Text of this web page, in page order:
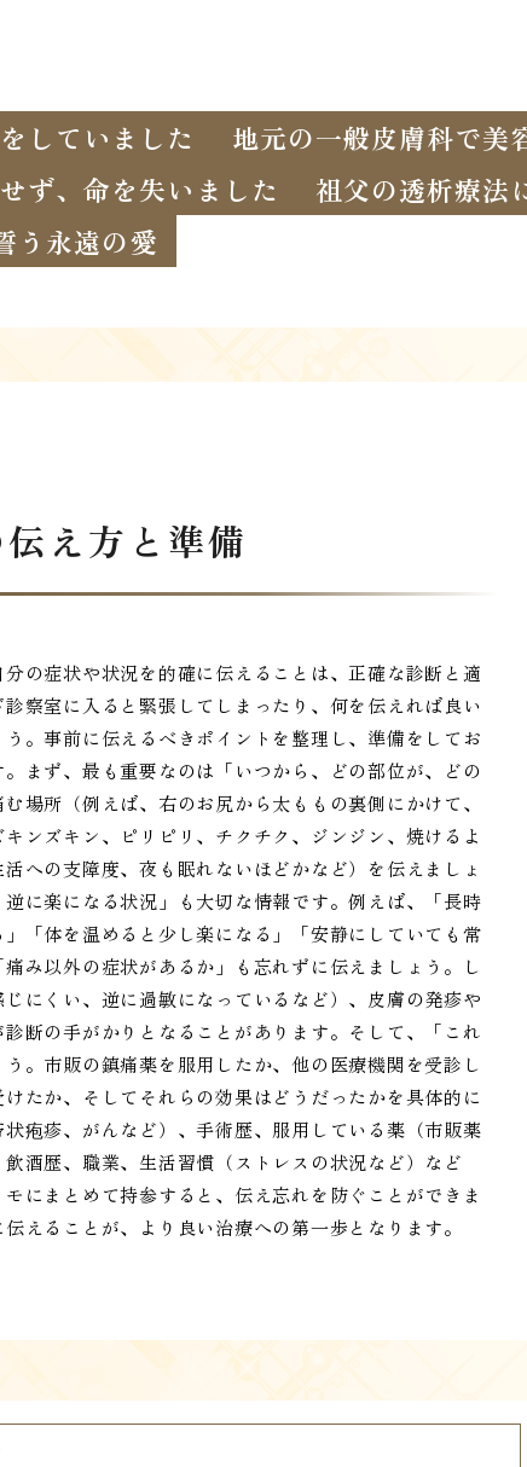
していました
地元の一般皮膚科で美
ず、命を失いました
祖父の透析療法
う永遠の愛
え方と準備
の症状や状況を的確に伝えることは、正確な診断と適
察室に入ると緊張してしまったり、何を伝えれば良い
。事前に伝えるべきポイントを整理し、準備をしてお
まず、最も重要なのは「いつから、どの部位が、どの
場所（例えば、右のお尻から太ももの裏側にかけて、
ンズキン、ピリピリ、チクチク、ジンジン、焼けるよ
への支障度、夜も眠れないほどかなど）を伝えましょ
に楽になる状況」も大切な情報です。例えば、「長時
「体を温めると少し楽になる」「安静にしていても常
み以外の症状があるか」も忘れずに伝えましょう。し
にくい、逆に過敏になっているなど）、皮膚の発疹や
断の手がかりとなることがあります。そして、「これ
。市販の鎮痛薬を服用したか、他の医療機関を受診し
たか、そしてそれらの効果はどうだったかを具体的に
疱疹、がんなど）、手術歴、服用している薬（市販薬
酒歴、職業、生活習慣（ストレスの状況など）など
にまとめて持参すると、伝え忘れを防ぐことができま
えることが、より良い治療への第一歩となります。